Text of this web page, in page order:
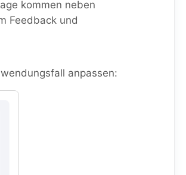
kommen neben
Feedback und
anpassen: